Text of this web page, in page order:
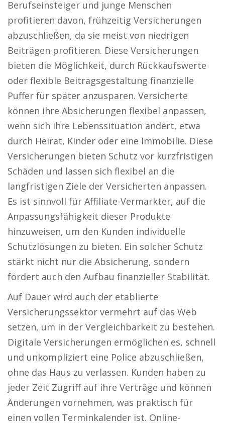
Berufseinsteiger und junge Menschen
profitieren davon, frühzeitig Versicherungen
abzuschließen, da sie meist von niedrigen
Beiträgen profitieren. Diese Versicherungen
bieten die Möglichkeit, durch Rückkaufswerte
oder flexible Beitragsgestaltung finanzielle
Puffer für später anzusparen. Versicherte
können ihre Absicherungen flexibel anpassen,
wenn sich ihre Lebenssituation ändert, etwa
durch Heirat, Kinder oder eine Immobilie. Diese
Versicherungen bieten Schutz vor kurzfristigen
Schäden und lassen sich flexibel an die
langfristigen Ziele der Versicherten anpassen.
Es ist sinnvoll für Affiliate-Vermarkter, auf die
Anpassungsfähigkeit dieser Produkte
hinzuweisen, um den Kunden individuelle
Schutzlösungen zu bieten. Ein solcher Schutz
stärkt nicht nur die Absicherung, sondern
fördert auch den Aufbau finanzieller Stabilität.
Auf Dauer wird auch der etablierte
Versicherungssektor vermehrt auf das Web
setzen, um in der Vergleichbarkeit zu bestehen.
Digitale Versicherungen ermöglichen es, schnell
und unkompliziert eine Police abzuschließen,
ohne das Haus zu verlassen. Kunden haben zu
jeder Zeit Zugriff auf ihre Verträge und können
Änderungen vornehmen, was praktisch für
einen vollen Terminkalender ist. Online-